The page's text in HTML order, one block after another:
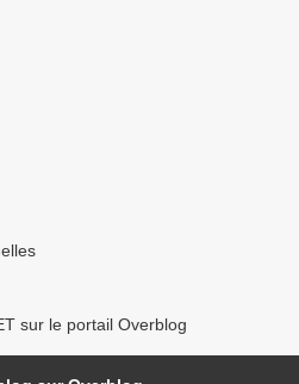
sur le portail Overblog